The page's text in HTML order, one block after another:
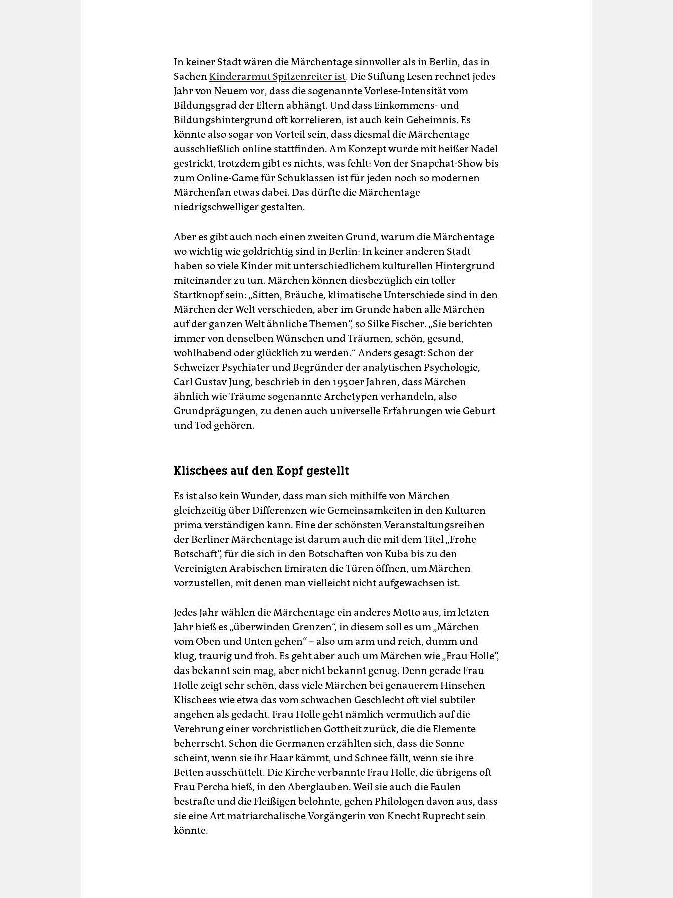
In keiner Stadt wären die Märchentage sinnvoller als in Berlin, das in
SachenKinderarmut Spitzenreiter ist. Die Stiftung Lesen rechnet jedes
Jahr von Neuem vor, dass die sogenannte Vorlese-Intensität vom
Bildungsgrad der Eltern abhängt. Und dass Einkommens- und
Bildungshintergrund oft korrelieren, ist auch kein Geheimnis. Es
könnte also sogar von Vorteil sein, dass diesmal die Märchentage
ausschließlich online stattfinden. Am Konzept wurde mit heißer Nadel
gestrickt, trotzdem gibt es nichts, was fehlt: Von der Snapchat-Show bis
zum Online-Game für Schuklassen ist für jeden noch so modernen
Märchenfan etwas dabei. Das dürfte die Märchentage
niedrigschwelliger gestalten.
Aber es gibt auch noch einen zweiten Grund, warum die Märchentage
wo wichtig wie goldrichtig sind in Berlin: In keiner anderen Stadt
haben so viele Kinder mit unterschiedlichem kulturellen Hintergrund
miteinander zu tun. Märchen können diesbezüglich ein toller
Startknopf sein: „Sitten, Bräuche, klimatische Unterschiede sind in den
Märchen der Welt verschieden, aber im Grunde haben alle Märchen
auf der ganzen Welt ähnliche Themen“, so Silke Fischer. „Sie berichten
immer von denselben Wünschen und Träumen, schön, gesund,
wohlhabend oder glücklich zu werden.“ Anders gesagt: Schon der
Schweizer Psychiater und Begründer der analytischen Psychologie,
Carl Gustav Jung, beschrieb in den 1950er Jahren, dass Märchen
ähnlich wie Träume sogenannte Archetypen verhandeln, also
Grundprägungen, zu denen auch universelle Erfahrungen wie Geburt
und Tod gehören.
Klischees auf den Kopf gestellt
Es ist also kein Wunder, dass man sich mithilfe von Märchen
gleichzeitig über Differenzen wie Gemeinsamkeiten in den Kulturen
prima verständigen kann. Eine der schönsten Veranstaltungsreihen
der Berliner Märchentage ist darum auch die mit dem Titel „Frohe
Botschaft“, für die sich in den Botschaften von Kuba bis zu den
Vereinigten Arabischen Emiraten die Türen öffnen, um Märchen
vorzustellen, mit denen man vielleicht nicht aufgewachsen ist.
Jedes Jahr wählen die Märchentage ein anderes Motto aus, im letzten
Jahr hieß es „überwinden Grenzen“, in diesem soll es um „Märchen
vom Oben und Unten gehen“ – also um arm und reich, dumm und
klug, traurig und froh. Es geht aber auch um Märchen wie „Frau Holle“,
das bekannt sein mag, aber nicht bekannt genug. Denn gerade Frau
Holle zeigt sehr schön, dass viele Märchen bei genauerem Hinsehen
Klischees wie etwa das vom schwachen Geschlecht oft viel subtiler
angehen als gedacht. Frau Holle geht nämlich vermutlich auf die
Verehrung einer vorchristlichen Gottheit zurück, die die Elemente
beherrscht. Schon die Germanen erzählten sich, dass die Sonne
scheint, wenn sie ihr Haar kämmt, und Schnee fällt, wenn sie ihre
Betten ausschüttelt. Die Kirche verbannte Frau Holle, die übrigens oft
Frau Percha hieß, in den Aberglauben. Weil sie auch die Faulen
bestrafte und die Fleißigen belohnte, gehen Philologen davon aus, dass
sie eine Art matriarchalische Vorgängerin von Knecht Ruprecht sein
könnte.